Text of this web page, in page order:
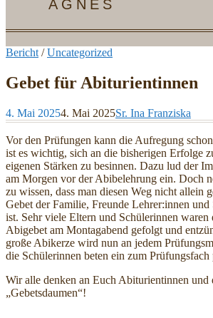
AGNES
Bericht /Uncategorized
Gebet für Abiturientinnen
4. Mai 20254. Mai 2025Sr. Ina Franziska
Vor den Prüfungen kann die Aufregung
ist es wichtig, sich an die bisherigen Erfolge
eigenen Stärken zu besinnen. Dazu lud der
am Morgen vor der Abibelehrung ein. Doch
zu wissen, dass man diesen Weg nicht allein
Gebet der Familie, Freunde Lehrer:innen und
ist. Sehr viele Eltern und Schülerinnen
Abigebet am Montagabend gefolgt und
große Abikerze wird nun an jedem
die Schülerinnen beten ein zum Prüfungsfach
Wir alle denken an Euch Abiturientinnen und
„Gebetsdaumen“!